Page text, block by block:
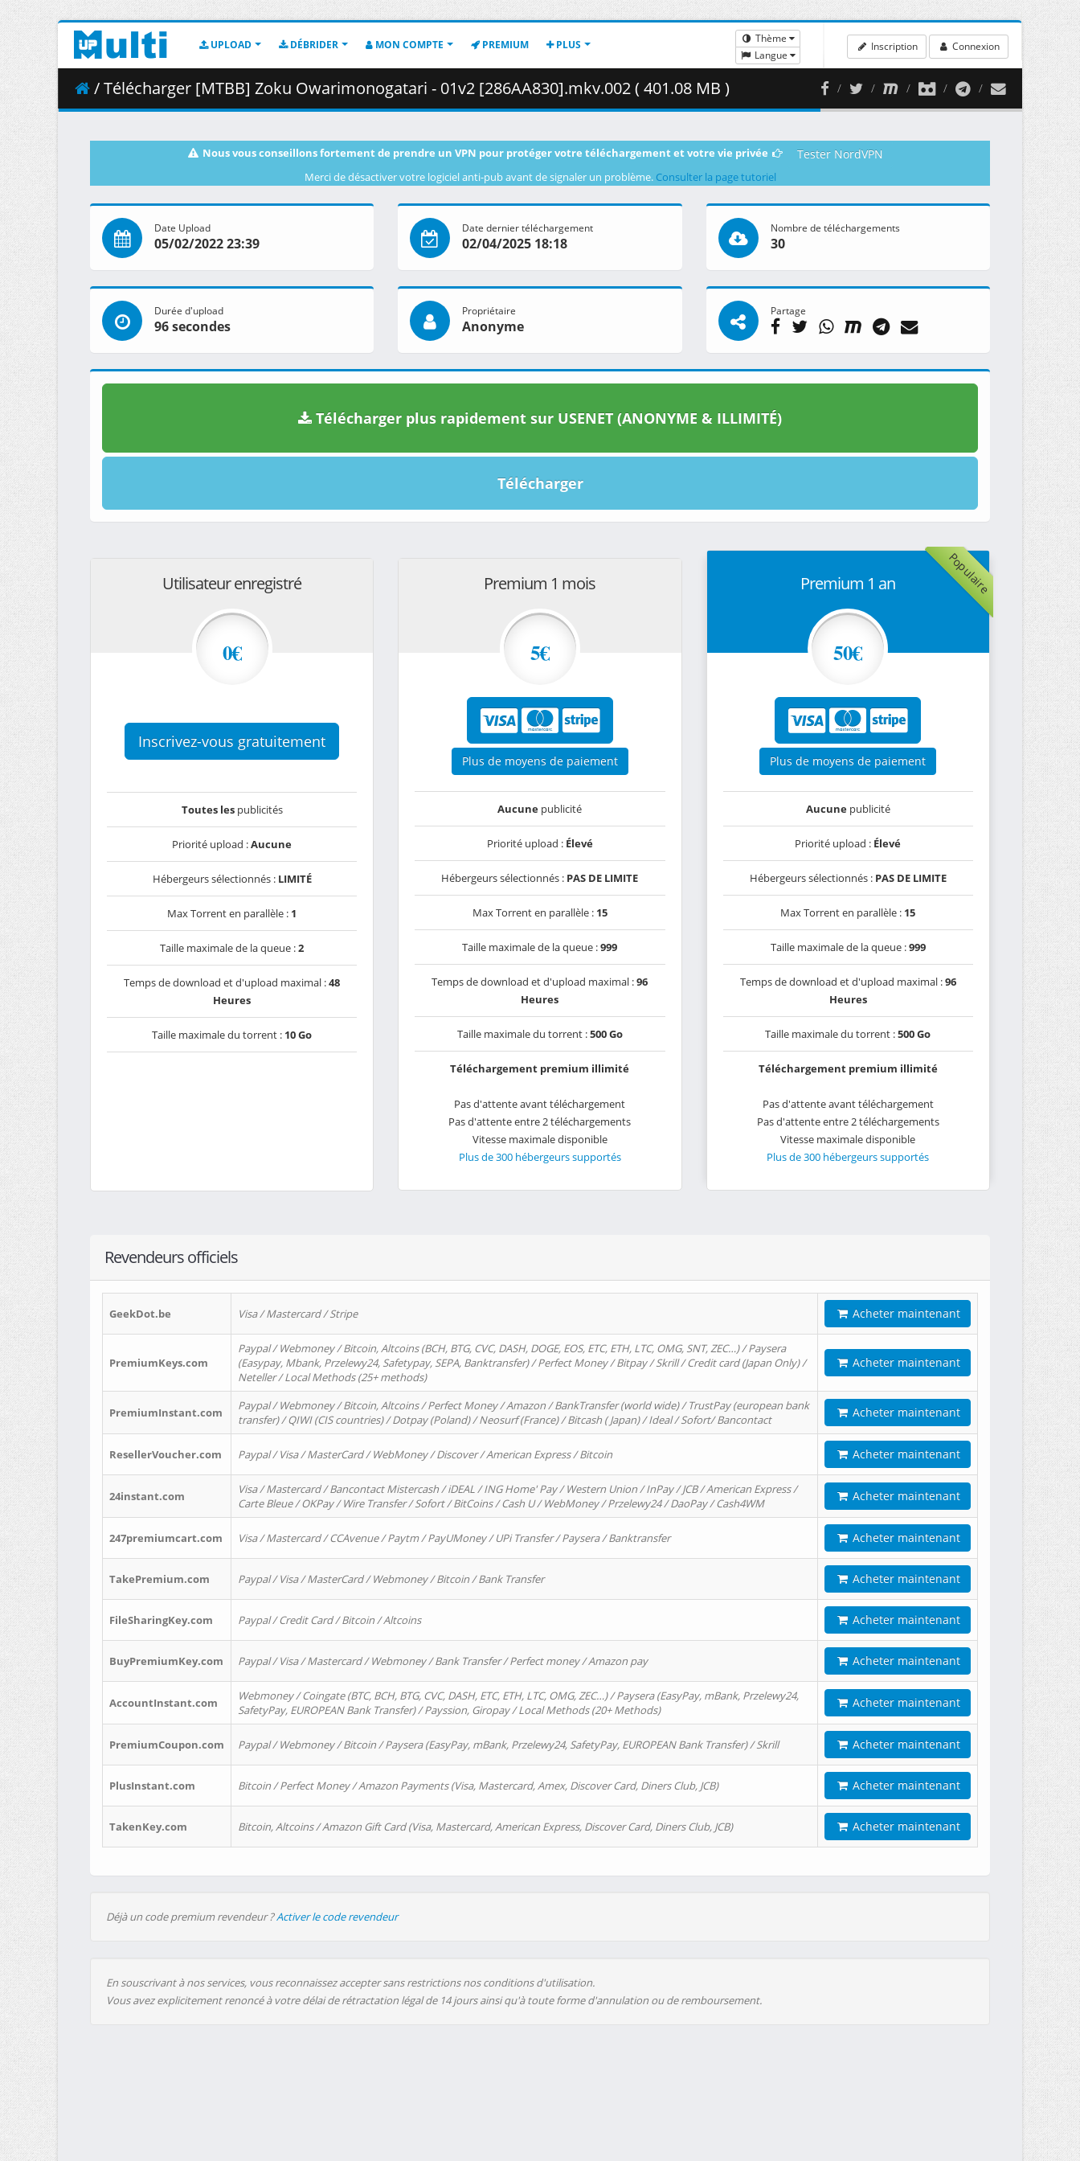
UPLOAD DÉBRIDER MON COMPTE PREMIUM PLUS
Thème
Langue
Inscription Connexion
/ Télécharger [MTBB] Zoku Owarimonogatari - 01v2 [286AA830].mkv.002 ( 401.08 MB )
Nous vous conseillons fortement de prendre un VPN pour protéger votre téléchargement et votre vie privée Tester NordVPN
Merci de désactiver votre logiciel anti-pub avant de signaler un problème. Consulter la page tutoriel
Date Upload
05/02/2022 23:39
Date dernier téléchargement
02/04/2025 18:18
Nombre de téléchargements
30
Durée d'upload
96 secondes
Propriétaire
Anonyme
Partage
Télécharger plus rapidement sur USENET (ANONYME & ILLIMITÉ)
Télécharger
Utilisateur enregistré
0€
Inscrivez-vous gratuitement
Toutes lespublicités
Priorité upload :Aucune
Hébergeurs sélectionnés : LIMITÉ
Max Torrent en parallèle : 1
Taille maximale de la queue :2
Temps de download et d'upload maximal :48
Heures
Taille maximale du torrent : 10 Go
Premium 1 mois
5€
Plus de moyens de paiement
Aucune publicité
Priorité upload : Élevé
Hébergeurs sélectionnés : PAS DE LIMITE
Max Torrent en parallèle : 15
Taille maximale de la queue :999
Temps de download et d'upload maximal :96
Heures
Taille maximale du torrent :500 Go
Téléchargement premium illimité
Pas d'attente avant téléchargement
Pas d'attente entre 2 téléchargements
Vitesse maximale disponible
Plus de 300 hébergeurs supportés
Populaire
Premium 1 an
50€
Plus de moyens de paiement
Aucunepublicité
Priorité upload : Élevé
Hébergeurs sélectionnés : PAS DE LIMITE
Max Torrent en parallèle : 15
Taille maximale de la queue :999
Temps de download et d'upload maximal :96
Heures
Taille maximale du torrent :500 Go
Téléchargement premium illimité
Pas d'attente avant téléchargement
Pas d'attente entre 2 téléchargements
Vitesse maximale disponible
Plus de 300 hébergeurs supportés
Revendeurs officiels
GeekDot.be Visa / Mastercard / Stripe Acheter maintenant
PremiumKeys.com
Paypal / Webmoney / Bitcoin, Altcoins (BCH, BTG, CVC, DASH, DOGE, EOS, ETC, ETH, LTC, OMG, SNT, ZEC…) / Paysera
(Easypay, Mbank, Przelewy24, Safetypay, SEPA, Banktransfer) / Perfect Money / Bitpay / Skrill / Credit card (Japan Only) /
Neteller / Local Methods (25+ methods)
Acheter maintenant
PremiumInstant.com
Paypal / Webmoney / Bitcoin, Altcoins / Perfect Money / Amazon / BankTransfer (world wide) / TrustPay (european bank
transfer) / QIWI (CIS countries) / Dotpay (Poland) / Neosurf (France) / Bitcash ( Japan) / Ideal / Sofort/ Bancontact
Acheter maintenant
ResellerVoucher.com Paypal / Visa / MasterCard / WebMoney / Discover / American Express / Bitcoin Acheter maintenant
24instant.com
Visa / Mastercard / Bancontact Mistercash / iDEAL / ING Home' Pay / Western Union / InPay / JCB / American Express /
Carte Bleue / OKPay / Wire Transfer / Sofort / BitCoins / Cash U / WebMoney / Przelewy24 / DaoPay / Cash4WM
Acheter maintenant
247premiumcart.com Visa / Mastercard / CCAvenue / Paytm / PayUMoney / UPi Transfer / Paysera / Banktransfer Acheter maintenant
TakePremium.com Paypal / Visa / MasterCard / Webmoney / Bitcoin / Bank Transfer Acheter maintenant
FileSharingKey.com Paypal / Credit Card / Bitcoin / Altcoins Acheter maintenant
BuyPremiumKey.com Paypal / Visa / Mastercard / Webmoney / Bank Transfer / Perfect money / Amazon pay Acheter maintenant
AccountInstant.com
Webmoney / Coingate (BTC, BCH, BTG, CVC, DASH, ETC, ETH, LTC, OMG, ZEC…) / Paysera (EasyPay, mBank, Przelewy24,
SafetyPay, EUROPEAN Bank Transfer) / Payssion, Giropay / Local Methods (20+ Methods)
Acheter maintenant
PremiumCoupon.com Paypal / Webmoney / Bitcoin / Paysera (EasyPay, mBank, Przelewy24, SafetyPay, EUROPEAN Bank Transfer) / Skrill Acheter maintenant
PlusInstant.com Bitcoin / Perfect Money / Amazon Payments (Visa, Mastercard, Amex, Discover Card, Diners Club, JCB) Acheter maintenant
TakenKey.com Bitcoin, Altcoins / Amazon Gift Card (Visa, Mastercard, American Express, Discover Card, Diners Club, JCB) Acheter maintenant
Déjà un code premium revendeur ?Activer le code revendeur
En souscrivant à nos services, vous reconnaissez accepter sans restrictions nos conditions d'utilisation.
Vous avez explicitement renoncé à votre délai de rétractation légal de 14 jours ainsi qu'à toute forme d'annulation ou de remboursement.